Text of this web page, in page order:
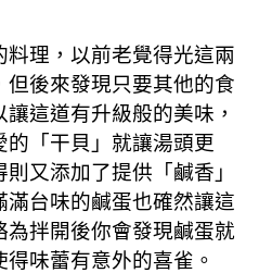
理，以前老覺得光這兩
後來發現只要其他的食
這道有升級般的美味，
的「干貝」就讓湯頭更
又添加了提供「鹹香」
台味的鹹蛋也確然讓這
拌開後你會發現鹹蛋就
味蕾有意外的喜雀。